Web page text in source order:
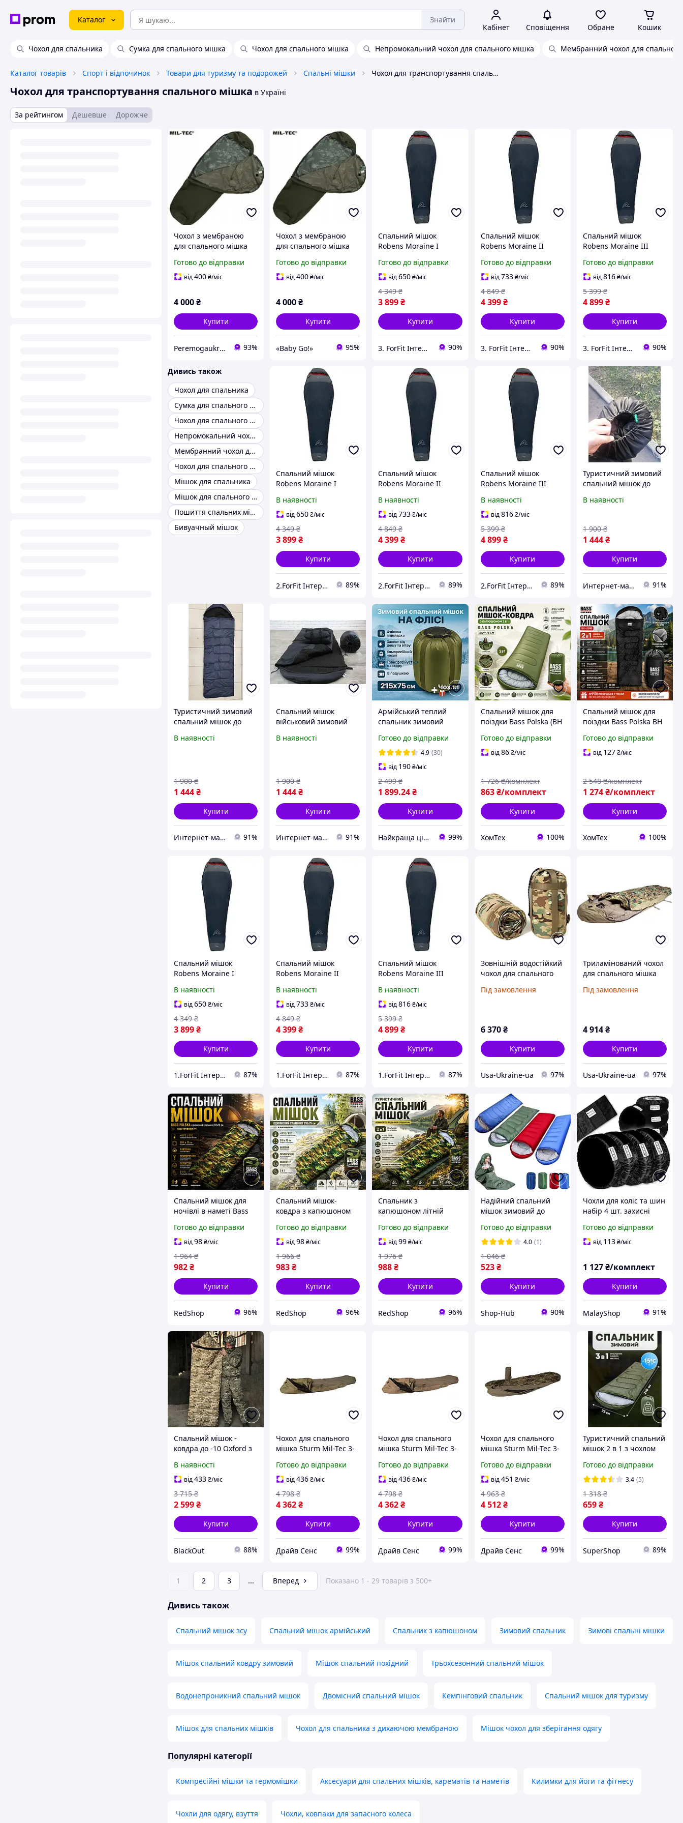
Каталог Знайти
Кабінет Сповіщення Обране Кошик
Чохол для спальника Сумка для спального мішка Чохол для спального мішка Непромокальний чохол для спального мішка Мембранний чохол для
Каталог товарів Спорт і відпочинок Товари для туризму та подорожей Спальні мішки Чохол для транспортування спального мішка
Чохол для транспортування спального мішка в Україні
За рейтингом Дешевше Дорожче
Чохол з мембраною
для спального мішка
Олива 14115001
Готово до відправки
від400₴/міс
4 000₴
Купити
Peremogaukraine.com Мілітарні товари та спорядження 93%
Чохол з мембраною
для спального мішка
Готово до відправки
від400₴/міс
4 000₴
Купити
«Baby Go!» 95%
Спальний мішок
Robens Moraine I
компресійний чохол
для зберігання та
транспортування
Готово до відправки
від650₴/міс
3 899₴
4 349 ₴
Купити
3. ForFit Інтернет-магазин спортивних товарів 90%
Спальний мішок
Robens Moraine II
компресійний чохол
для зберігання та
транспортування
Готово до відправки
від733 ₴/міс
4 399 ₴
4 849 ₴
Купити
3. ForFit Інтернет-магазин спортивних товарів 90%
Спальний мішок
Robens Moraine III
компресійний чохол
для зберігання та
транспортування
Готово до відправки
від816₴/міс
4 899₴
5 399 ₴
Купити
3. ForFit Інтернет-магазин спортивних товарів 90%
Дивись також
Чохол для спальника
Сумка для спального мішка
Чохол для спального мішка
Непромокальний чохол для спального мішка
Мембранний чохол для спального мішка
Чохол для спального мішка гортекс
Мішок для спальника
Мішок для спального мішка
Пошиття спальних мішків
Бивуачный мішок
Спальний мішок
Robens Moraine I
компресійний чохол
для зберігання та
транспортування
В наявності
від650₴/міс
3 899₴
4 349 ₴
Купити
2.ForFit Інтернет-магазин спортивних товарів 89%
Спальний мішок
Robens Moraine II
компресійний чохол
для зберігання та
транспортування
В наявності
від733₴/міс
4 399₴
4 849 ₴
Купити
2.ForFit Інтернет-магазин спортивних товарів 89%
Спальний мішок
Robens Moraine III
компресійний чохол
для зберігання та
транспортування
В наявності
від816 ₴/міс
4 899 ₴
5 399 ₴
Купити
2.ForFit Інтернет-магазин спортивних товарів 89%
Туристичний зимовий
спальний мішок до
на флісі зі зручним
транспортування
В наявності
1 444₴
1 900 ₴
Купити
Интернет-магазин Восторг Онлайн - товары для различных людей! 91%
Туристичний зимовий
спальний мішок до
на флісі зі зручним
В наявності
1 444₴
1 900 ₴
Купити
Интернет-магазин Восторг Онлайн - товары для различных людей! 91%
Спальний мішок
військовий зимовий
армійський на флісі до
В наявності
1 444₴
1 900 ₴
Купити
Интернет-магазин Восторг Онлайн - товары для различных людей! 91%
Армійський теплий
спальник зимовий
флісовий спальний
мішок ковдра зима з
чохлом для ЗСУ
Готово до відправки
4.9 (30)
від 190₴/міс
1 899.24₴
2 499 ₴
Купити
Найкраща ціна ❤️ 99%
Спальний мішок для
поїздки Bass Polska (BH
із ковдрою та чохлом
210х75 см Зелений
Готово до відправки
від86 ₴/міс
863 ₴/комплект
1 726 ₴/комплект
Купити
ХомТех 100%
Спальний мішок для
поїздки Bass Polska BH
із ковдрою та чохлом
210х75 см ковдра 2в1
Готово до відправки
від 127₴/міс
1 274₴/комплект
2 548 ₴/комплект
Купити
ХомТех 100%
Спальний мішок
Robens Moraine I
компресійний чохол
для зберігання та
транспортування
В наявності
від650₴/міс
3 899₴
4 349 ₴
Купити
1.ForFit Інтернет-магазин спортивних товарів 87%
Спальний мішок
Robens Moraine II
компресійний чохол
для зберігання та
транспортування
В наявності
від733₴/міс
4 399₴
4 849 ₴
Купити
1.ForFit Інтернет-магазин спортивних товарів 87%
Спальний мішок
Robens Moraine III
компресійний чохол
для зберігання та
транспортування
В наявності
від816₴/міс
4 899₴
5 399 ₴
Купити
1.ForFit Інтернет-магазин спортивних товарів 87%
Зовнішній водостійкий
чохол для спального
мультикам / піксель /
Під замовлення
6 370 ₴
Купити
Usa-Ukraine-ua 97%
Триламінований чохол
для спального мішка
флектарн
Під замовлення
4 914₴
Купити
Usa-Ukraine-ua 97%
Спальний мішок для
ночівлі в наметі Bass
туристичні 210x75 см
всесезонний спальний
мішок одномісний з
чохлом
Готово до відправки
від98₴/міс
982₴
1 964 ₴
Купити
RedShop 96%
Спальний мішок-
ковдра з капюшоном
спальний мішок
кемпінг 210x75 см
мішок для відпочинку з
чохлом
Готово до відправки
від98₴/міс
983₴
1 966 ₴
Купити
RedShop 96%
Спальник з
капюшоном літній
210x75 см мішок
спальний похідний з
чохлом Камуфляж
мішок для сну для
дорослих
Готово до відправки
від99₴/міс
988₴
1 976 ₴
Купити
RedShop 96%
Надійний спальний
мішок зимовий до
спальник-кокон з
чохлом для походу та
риболовлі код 391845
Готово до відправки
4.0 (1)
523 ₴
1 046 ₴
Купити
Shop-Hub 90%
Чохли для коліс та шин
набір 4 шт. захисні
та транспортування
шин XJ5848
Готово до відправки
від 113₴/міс
1 127₴/комплект
Купити
MalayShop 91%
Спальний мішок -
ковдра до -10 Oxford з
транспортування
75х210 см піксель
В наявності
від433₴/міс
2 599₴
3 715 ₴
Купити
BlackOut 88%
Чохол для спального
мішка Sturm Mil-Tec 3-
Sleeping Bag CoverOlive
1411-DS
Готово до відправки
від436₴/міс
4 362₴
4 798 ₴
Купити
Драйв Сенс 99%
Чохол для спального
мішка Sturm Mil-Tec 3-
Sleeping Bag
CoverCoyote 1411-DS
Готово до відправки
від436₴/міс
4 362₴
4 798 ₴
Купити
Драйв Сенс 99%
Чохол для спального
мішка Sturm Mil-Tec 3-
Sleeping Bag
CoverНімецький
камуфляж 1411-DS
Готово до відправки
від451 ₴/міс
4 512 ₴
4 963 ₴
Купити
Драйв Сенс 99%
Туристичний спальний
мішок 2 в 1 з чохлом
210х75 см, ковдра з
капюшоном-
підголівником для
дорослих
Готово до відправки
3.4 (5)
659₴
1 318 ₴
Купити
SuperShop 89%
1 2 3 ... Вперед Показано 1 - 29 товарів з 500+
Дивись також
Спальний мішок зсу Спальний мішок армійський Спальник з капюшоном Зимовий спальник Зимові спальні мішки
Мішок спальний ковдру зимовий Мішок спальний похідний Трьохсезонний спальний мішок
Водонепроникний спальний мішок Двомісний спальний мішок Кемпінговий спальник Спальний мішок для туризму
Мішок для спальних мішків Чохол для спальника з дихаючою мембраною Мішок чохол для зберігання одягу
Популярні категорії
Компресійні мішки та гермомішки Аксесуари для спальних мішків, карематів та наметів Килимки для йоги та фітнесу
Чохли для одягу, взуття Чохли, ковпаки для запасного колеса